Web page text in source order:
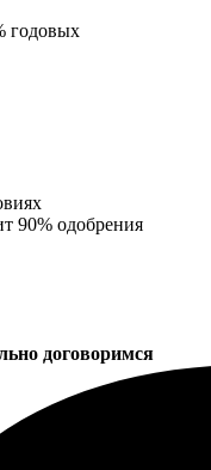
годовых
90% одобрения
договоримся